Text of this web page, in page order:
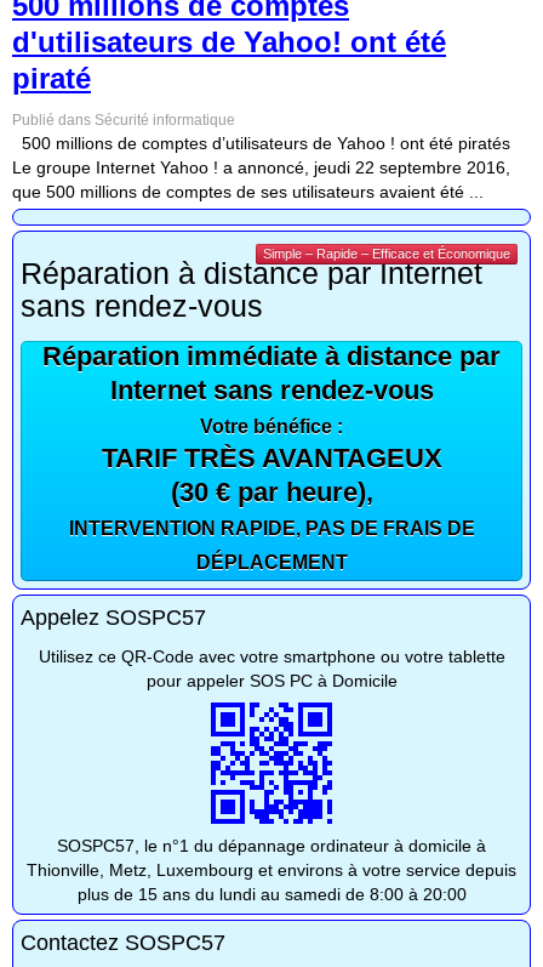
d'utilisateurs de Yahoo! ont été
piraté
Publié dans Sécurité informatique
500 millions de comptes d’utilisateurs de Yahoo ! ont été piratés
Le groupe Internet Yahoo ! a annoncé, jeudi 22 septembre 2016,
que 500 millions de comptes de ses utilisateurs avaient été ...
Simple – Rapide – Efficace et Économique
Réparation à distance par Internet
sans rendez-vous
Réparation immédiate à distance par
Internet sans rendez-vous
Votre bénéfice :
TARIF TRÈS AVANTAGEUX
(30 € par heure),
INTERVENTION RAPIDE, PAS DE FRAIS DE
DÉPLACEMENT
Appelez SOSPC57
Utilisez ce QR-Code avec votre smartphone ou votre tablette
pour appeler SOS PC à Domicile
SOSPC57, le n°1 du dépannage ordinateur à domicile à
Thionville, Metz, Luxembourg et environs à votre service depuis
plus de 15 ans du lundi au samedi de 8:00 à 20:00
Contactez SOSPC57